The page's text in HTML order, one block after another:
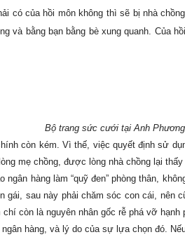
có của hồi môn không thì sẽ bị nhà
và bằng bạn bằng bè xung quanh. Của
Bộ trang sức cưới tại Anh
còn kém. Vì thế, việc quyết định sử
mẹ chồng, được lòng nhà chồng lại
hàng làm “quỹ đen” phòng thân,
sau này phải chăm sóc con cái,
còn là nguyên nhân gốc rễ phá vỡ
hàng, và lý do của sự lựa chọn đó.